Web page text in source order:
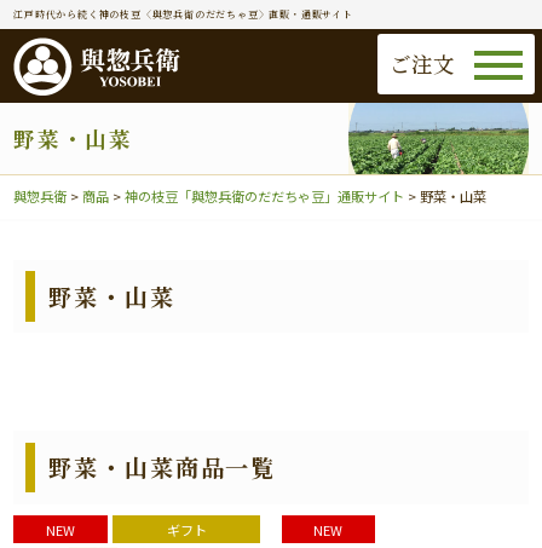
江戸時代から続く神の枝豆〈與惣兵衛のだだちゃ豆〉直販・通販サイト
ご注文
野菜・山菜
與惣兵衛 >商品 >神の枝豆「與惣兵衛のだだちゃ豆」通販サイト >野菜・山菜
野菜・山菜
野菜・山菜商品一覧
NEW ギフト NEW